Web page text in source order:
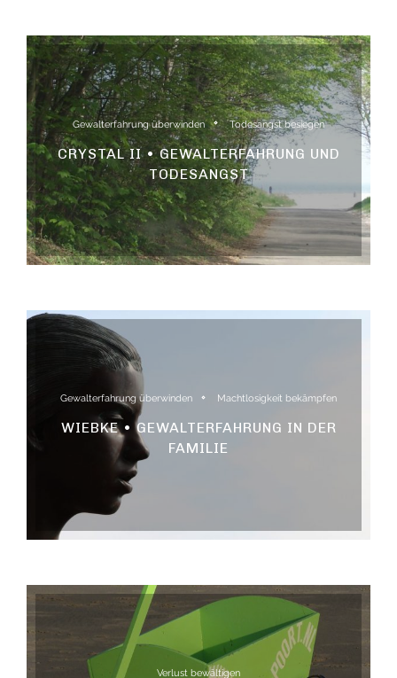
Gewalterfahrung überwinden Todesangst besiegen
CRYSTAL II • GEWALTERFAHRUNG UND
TODESANGST
Gewalterfahrung überwinden Machtlosigkeit bekämpfen
WIEBKE • GEWALTERFAHRUNG IN DER
FAMILIE
Verlust bewältigen